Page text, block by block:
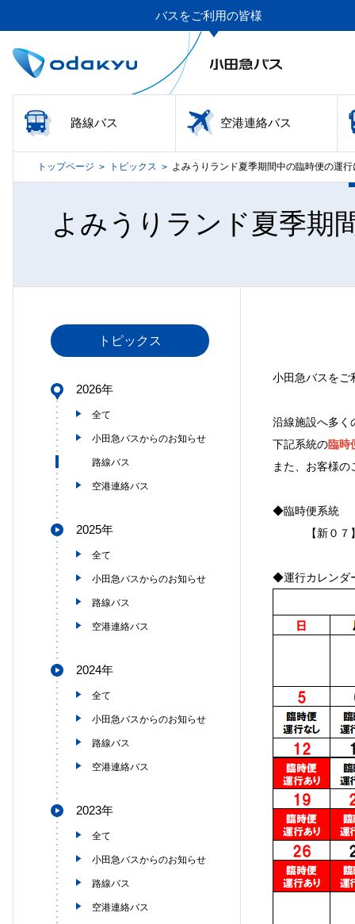
バスをご利用の皆様
路線バス 空港連絡バス
トップページ > トピックス > よみうりランド夏季期間中の臨時便の運
よみうりランド夏季期
小田急バスをご
沿線施設へ多く
下記系統の臨時
また、 お客様の
◆臨時便系統
【新０７】
◆運行カレンダ
トピックス
2026年
全て
小田急バスからのお知らせ
路線バス
空港連絡バス
2025年
全て
小田急バスからのお知らせ
路線バス
空港連絡バス
2024年
全て
小田急バスからのお知らせ
路線バス
空港連絡バス
2023年
全て
小田急バスからのお知らせ
路線バス
空港連絡バス